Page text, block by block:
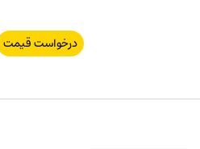
درخواست قیمت